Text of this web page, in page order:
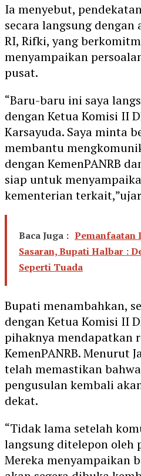
Ia menyebut,
secara langsung dengan
RI, Rifki, yang
menyampaikan
pusat.
“Baru-baru ini saya
dengan Ketua Komisi II
Karsayuda. Saya minta
membantu
dengan KemenPANRB
siap untuk
kementerian terkait,”ujar
Baca Juga : Pemanfaatan
Sasaran, Bupati Halbar :
Seperti Tuada
Bupati menambahkan,
dengan Ketua Komisi II
pihaknya mendapatkan
KemenPANRB. Menurut
telah memastikan
pengusulan kembali
dekat.
“Tidak lama setelah
langsung ditelepon oleh
Mereka menyampaikan